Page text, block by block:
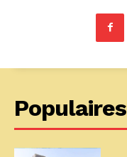
Populaires